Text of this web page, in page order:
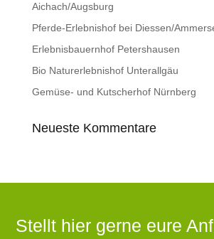
Aichach/Augsburg
Pferde-Erlebnishof bei Diessen/
Erlebnisbauernhof Petershausen
Bio Naturerlebnishof Unterallgäu
Gemüse- und Kutscherhof Nürnberg
Neueste Kommentare
Stellt hier gerne eure